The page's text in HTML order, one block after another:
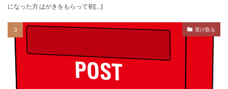
になった方 はがきをもらって初[…]
受け取る